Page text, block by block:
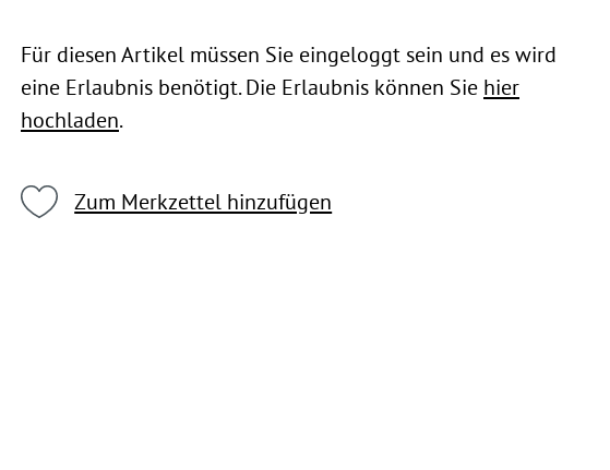
Für diesen Artikel müssen Sie eingeloggt sein und es wird
eine Erlaubnis benötigt. Die Erlaubnis können Sie hier
hochladen.
Zum Merkzettel hinzufügen